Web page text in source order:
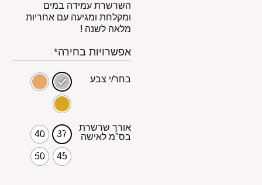
השרשרת עמידה במים
ומקלחת ומגיעה עם אחריות
מלאה לשנה !
אפשרויות בחירה*
בחר/י צבע
אורך שרשרת
בס"מ לאישה
37
40
45
50